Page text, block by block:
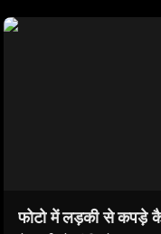
फोटो में लड़की से कपड़े